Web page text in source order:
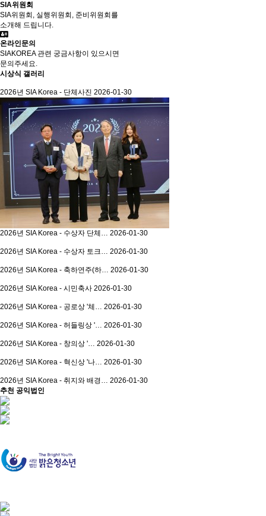
SIA위원회
SIA위원회, 실행위원회, 준비위원회를
소개해 드립니다.
온라인문의
SIAKOREA 관련 궁금사항이 있으시면
문의주세요.
시상식 갤러리
2026년 SIA Korea - 단체사진 2026-01-30
2026년 SIA Korea - 수상자 단체… 2026-01-30
2026년 SIA Korea - 수상자 토크… 2026-01-30
2026년 SIA Korea - 축하연주(하… 2026-01-30
2026년 SIA Korea - 시민축사 2026-01-30
2026년 SIA Korea - 공로상 '체… 2026-01-30
2026년 SIA Korea - 허들링상 '… 2026-01-30
2026년 SIA Korea - 창의상 '… 2026-01-30
2026년 SIA Korea - 혁신상 '나… 2026-01-30
2026년 SIA Korea - 취지와 배경… 2026-01-30
추천 공익법인